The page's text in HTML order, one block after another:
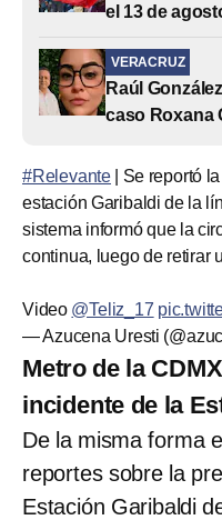
el 13 de
VERACRUZ
Raúl
caso Roxana
#Relevante | Se reportó
estación Garibaldi de la
sistema informó que la
continua, luego de retirar
Video @Teliz_17
— Azucena Uresti
Metro de la
incidente de la
De la misma forma
reportes sobre la
Estación Garibaldi